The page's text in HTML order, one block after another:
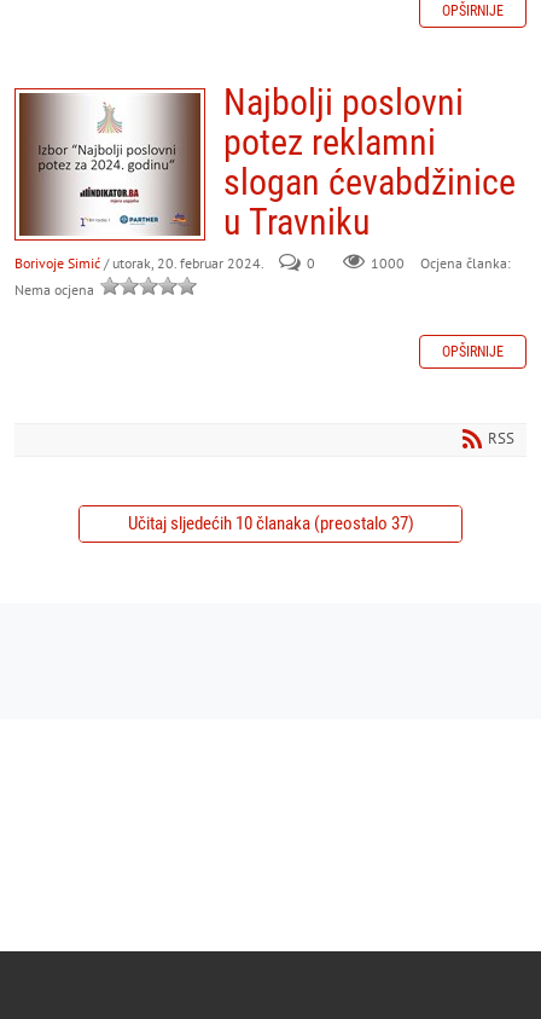
OPŠIRNIJE
Najbolji poslovni
potez reklamni
slogan ćevabdžinice
u Travniku
Borivoje Simić / utorak, 20. februar 2024. 0 1000
Ocjena članka:
Nema ocjena
OPŠIRNIJE
RSS
Učitaj sljedećih 10 članaka (preostalo 37)